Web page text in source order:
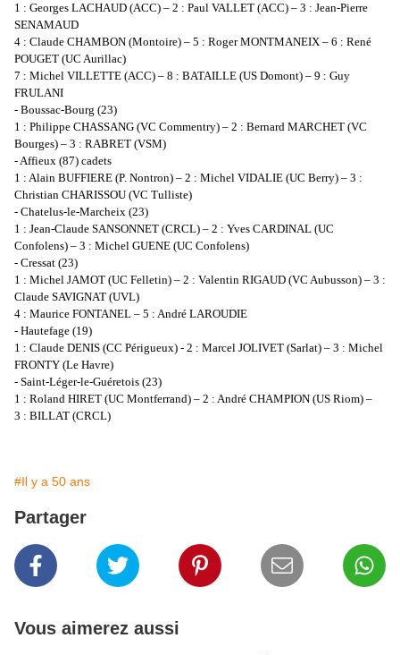
1 : Georges LACHAUD (ACC) – 2 : Paul VALLET (ACC) – 3 : Jean-Pierre
SENAMAUD
4 : Claude CHAMBON (Montoire) – 5 : Roger MONTMANEIX – 6 : René
POUGET (UC Aurillac)
7 : Michel VILLETTE (ACC) – 8 : BATAILLE (US Domont) – 9 : Guy
FRULANI
- Boussac-Bourg (23)
1 : Philippe CHASSANG (VC Commentry) – 2 : Bernard MARCHET (VC
Bourges) – 3 : RABRET (VSM)
- Affieux (87) cadets
1 : Alain BUFFIERE (P. Nontron) – 2 : Michel VIDALIE (UC Berry) – 3 :
Christian CHARISSOU (VC Tulliste)
- Chatelus-le-Marcheix (23)
1 : Jean-Claude SANSONNET (CRCL) – 2 : Yves CARDINAL (UC
Confolens) – 3 : Michel GUENE (UC Confolens)
- Cressat (23)
1 : Michel JAMOT (UC Felletin) – 2 : Valentin RIGAUD (VC Aubusson) – 3 :
Claude SAVIGNAT (UVL)
4 : Maurice FONTANEL – 5 : André LAROUDIE
- Hautefage (19)
1 : Claude DENIS (CC Périgueux) - 2 : Marcel JOLIVET (Sarlat) – 3 : Michel
FRONTY (Le Havre)
- Saint-Léger-le-Guéretois (23)
1 : Roland HIRET (UC Montferrand) – 2 : André CHAMPION (US Riom) –
3 : BILLAT (CRCL)
#Il y a 50 ans
Partager
Vous aimerez aussi